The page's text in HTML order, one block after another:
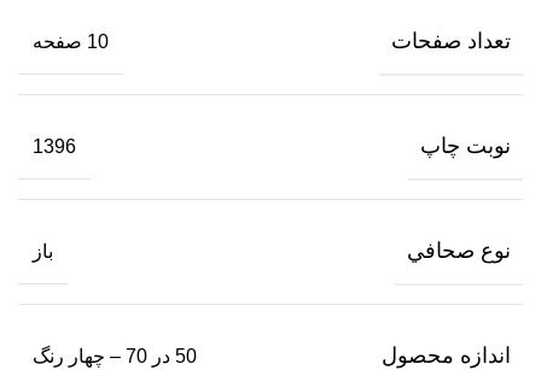
تعداد صفحات 10 صفحه
نوبت چاپ 1396
نوع صحافي باز
اندازه محصول 50 در 70 – چهار رنگ